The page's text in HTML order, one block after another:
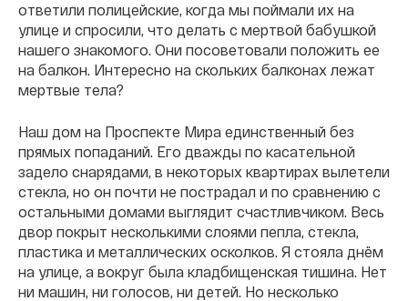
ответили полицейские, когда мы поймали их на
улице и спросили, что делать с мертвой бабушкой
нашего знакомого. Они посоветовали положить ее
на балкон. Интересно на скольких балконах лежат
мертвые тела?
Наш дом на Проспекте Мира единственный без
прямых попаданий. Его дважды по касательной
задело снарядами, в некоторых квартирах вылетели
стекла, но он почти не пострадал и по сравнению с
остальными домами выглядит счастливчиком. Весь
двор покрыт несколькими слоями пепла, стекла,
пластика и металлических осколков. Я стояла днём
на улице, а вокруг была кладбищенская тишина. Нет
ни машин, ни голосов, ни детей. Но несколько